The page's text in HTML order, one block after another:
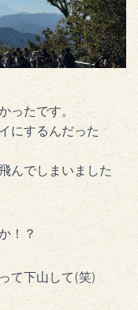
ったです。
にするんだった
んでしまいました
！？
て下山して(笑)